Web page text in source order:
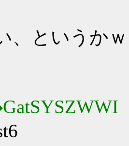
、というか